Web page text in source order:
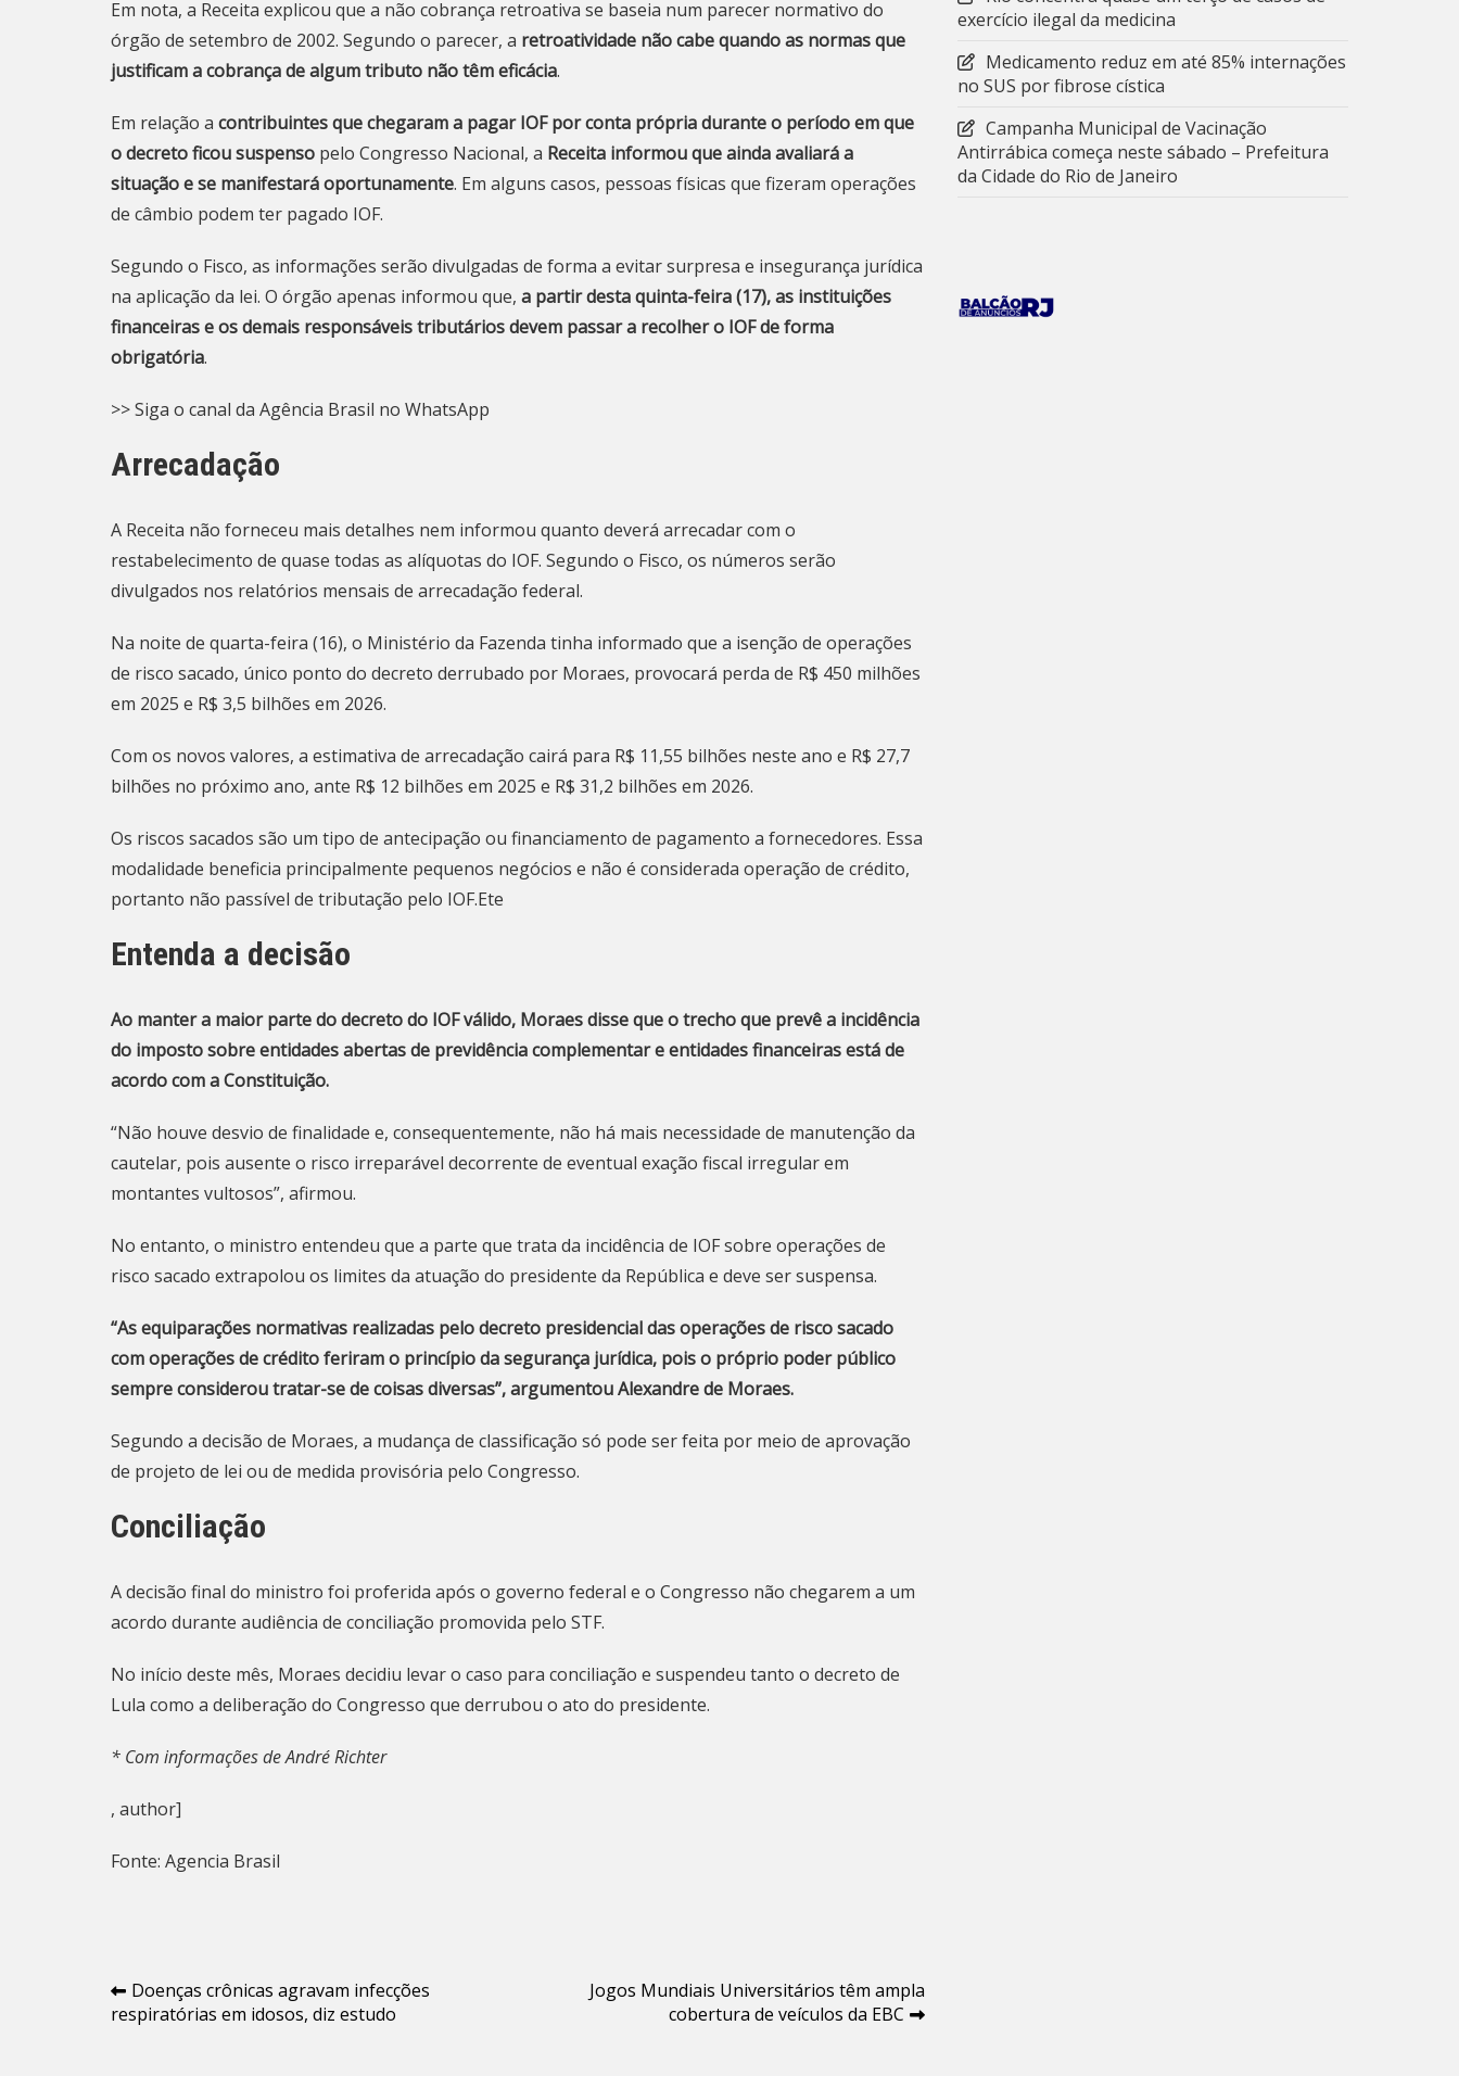
Em nota, a Receita explicou que a não cobrança retroativa se baseia num parecer normativo do
órgão de setembro de 2002. Segundo o parecer, a retroatividade não cabe quando as normas que
justificam a cobrança de algum tributo não têm eficácia.
Em relação a contribuintes que chegaram a pagar IOF por conta própria durante o período em que
o decreto ficou suspenso pelo Congresso Nacional, a Receita informou que ainda avaliará a
situação e se manifestará oportunamente. Em alguns casos, pessoas físicas que fizeram operações
de câmbio podem ter pagado IOF.
Segundo o Fisco, as informações serão divulgadas de forma a evitar surpresa e insegurança jurídica
na aplicação da lei. O órgão apenas informou que, a partir desta quinta-feira (17), as instituições
financeiras e os demais responsáveis tributários devem passar a recolher o IOF de forma
obrigatória.
>> Siga o canal da Agência Brasil no WhatsApp
Arrecadação
A Receita não forneceu mais detalhes nem informou quanto deverá arrecadar com o
restabelecimento de quase todas as alíquotas do IOF. Segundo o Fisco, os números serão
divulgados nos relatórios mensais de arrecadação federal.
Na noite de quarta-feira (16), o Ministério da Fazenda tinha informado que a isenção de operações
de risco sacado, único ponto do decreto derrubado por Moraes, provocará perda de R$ 450 milhões
em 2025 e R$ 3,5 bilhões em 2026.
Com os novos valores, a estimativa de arrecadação cairá para R$ 11,55 bilhões neste ano e R$ 27,7
bilhões no próximo ano, ante R$ 12 bilhões em 2025 e R$ 31,2 bilhões em 2026.
Os riscos sacados são um tipo de antecipação ou financiamento de pagamento a fornecedores. Essa
modalidade beneficia principalmente pequenos negócios e não é considerada operação de crédito,
portanto não passível de tributação pelo IOF.Ete
Entenda a decisão
Ao manter a maior parte do decreto do IOF válido, Moraes disse que o trecho que prevê a incidência
do imposto sobre entidades abertas de previdência complementar e entidades financeiras está de
acordo com a Constituição.
“Não houve desvio de finalidade e, consequentemente, não há mais necessidade de manutenção da
cautelar, pois ausente o risco irreparável decorrente de eventual exação fiscal irregular em
montantes vultosos”, afirmou.
No entanto, o ministro entendeu que a parte que trata da incidência de IOF sobre operações de
risco sacado extrapolou os limites da atuação do presidente da República e deve ser suspensa.
“As equiparações normativas realizadas pelo decreto presidencial das operações de risco sacado
com operações de crédito feriram o princípio da segurança jurídica, pois o próprio poder público
sempre considerou tratar-se de coisas diversas”, argumentou Alexandre de Moraes.
Segundo a decisão de Moraes, a mudança de classificação só pode ser feita por meio de aprovação
de projeto de lei ou de medida provisória pelo Congresso.
Conciliação
A decisão final do ministro foi proferida após o governo federal e o Congresso não chegarem a um
acordo durante audiência de conciliação promovida pelo STF.
No início deste mês, Moraes decidiu levar o caso para conciliação e suspendeu tanto o decreto de
Lula como a deliberação do Congresso que derrubou o ato do presidente.
* Com informações de André Richter
, author]
Fonte: Agencia Brasil
Navegação
de
Doenças crônicas agravam infecções
respiratórias em idosos, diz estudo
Jogos Mundiais Universitários têm ampla
cobertura de veículos da EBC
exercício ilegal da medicina
Medicamento reduz em até 85% internações
no SUS por fibrose cística
Campanha Municipal de Vacinação
Antirrábica começa neste sábado – Prefeitura
da Cidade do Rio de Janeiro